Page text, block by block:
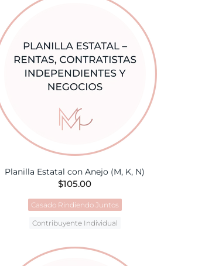
Planilla Estatal con Anejo (M, K, N)
$105.00
Casado Rindiendo Juntos
Contribuyente Individual
AÑADIR A LA CESTA